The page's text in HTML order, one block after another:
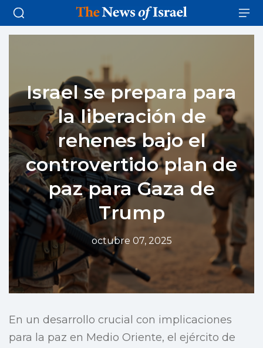
Israel se prepara para
la liberación de
rehenes bajo el
controvertido plan de
paz para Gaza de
Trump
octubre 07, 2025
En un desarrollo crucial con implicaciones
para la paz en Medio Oriente, el ejército de